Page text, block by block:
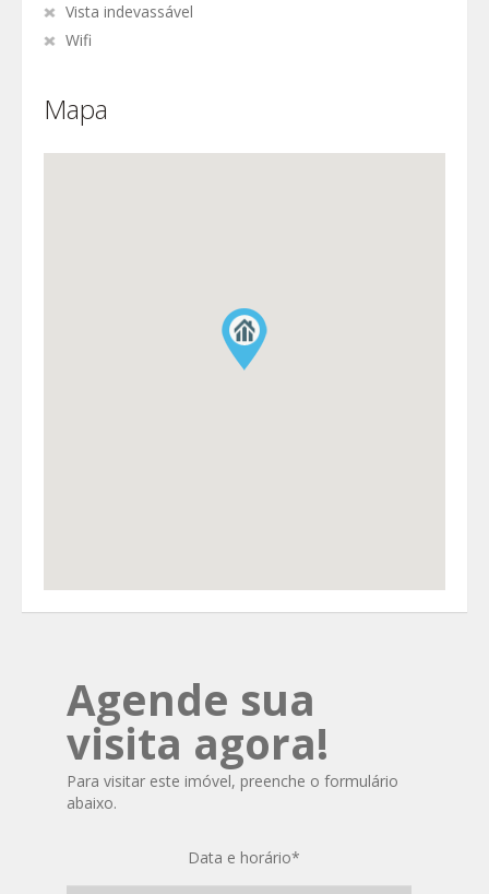
Vista indevassável
Wifi
Mapa
Agende sua
visita agora!
Para visitar este imóvel, preenche o formulário
abaixo.
Data e horário*